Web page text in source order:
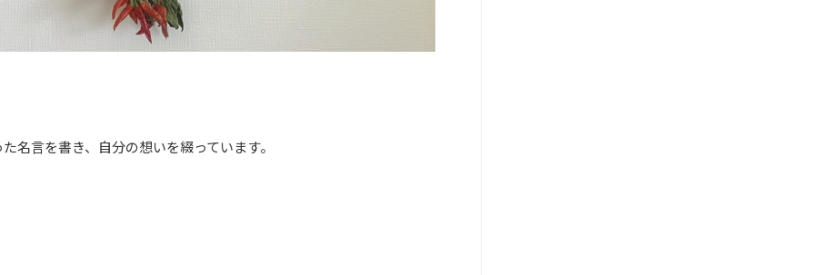
名言を書き、自分の想いを綴っています。